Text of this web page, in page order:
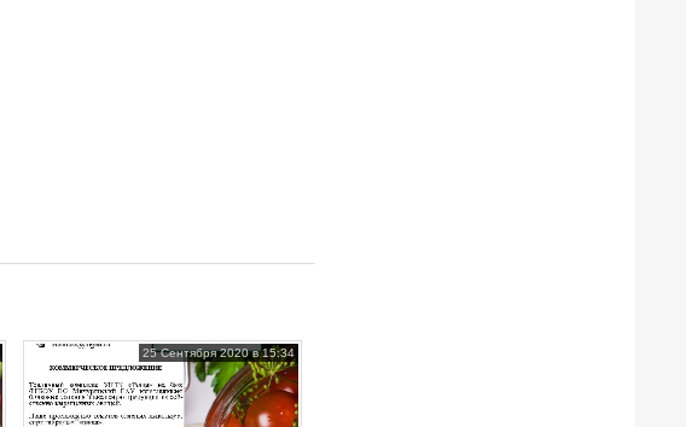
25 Сентября 2020 в 15:34